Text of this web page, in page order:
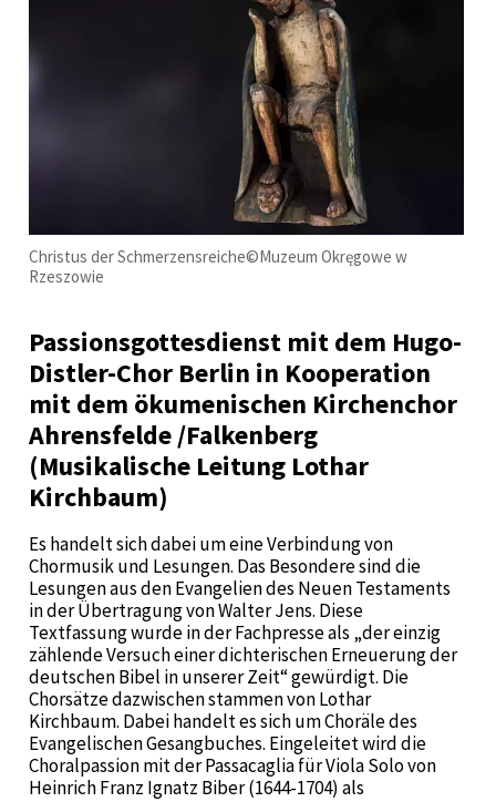
Christus der Schmerzensreiche©Muzeum Okręgowe w
Rzeszowie
Passionsgottesdienst mit dem Hugo-
Distler-Chor Berlin in Kooperation
mit dem ökumenischen Kirchenchor
Ahrensfelde /Falkenberg
(Musikalische Leitung Lothar
Kirchbaum)
Es handelt sich dabei um eine Verbindung von
Chormusik und Lesungen. Das Besondere sind die
Lesungen aus den Evangelien des Neuen Testaments
in der Übertragung von Walter Jens. Diese
Textfassung wurde in der Fachpresse als „der einzig
zählende Versuch einer dichterischen Erneuerung der
deutschen Bibel in unserer Zeit“ gewürdigt. Die
Chorsätze dazwischen stammen von Lothar
Kirchbaum. Dabei handelt es sich um Choräle des
Evangelischen Gesangbuches. Eingeleitet wird die
Choralpassion mit der Passacaglia für Viola Solo von
Heinrich Franz Ignatz Biber (1644-1704) als